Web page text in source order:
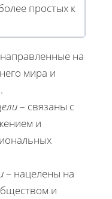
простых к
на
мира и
– связаны с
и
– нацелены на
и